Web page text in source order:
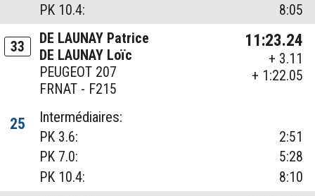
PK 10.4:
8:05
33
DE LAUNAY Patrice
DE LAUNAY Loïc
PEUGEOT 207
FRNAT - F215
11:23.24
+ 3.11
+ 1:22.05
25
Intermédiaires:
PK 3.6:
2:51
PK 7.0:
5:28
PK 10.4:
8:10